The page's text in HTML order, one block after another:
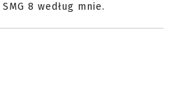
8 według mnie.